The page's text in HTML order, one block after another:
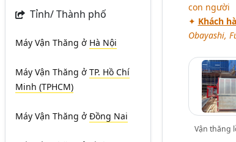
Tỉnh/ Thành phố
Máy Vận Thăng ở Hà Nội
Máy Vận Thăng ở TP. Hồ Chí
Minh (TPHCM)
Máy Vận Thăng ở Đồng Nai
con người
✦ Khách
Obayashi,
Vận thăng